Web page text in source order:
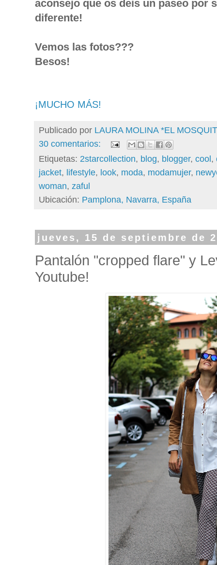
aconsejo que os deis un paseo por
diferente!
Vemos las fotos???
Besos!
¡MUCHO MÁS!
Publicado por LAURA MOLINA *EL
30 comentarios:
Etiquetas: 2starcollection, blog, blogger, cool,
jacket, lifestyle, look, moda, modamujer,
woman, zaful
Ubicación: Pamplona, Navarra, España
jueves, 15 de septiembre de
Pantalón "cropped flare" y
Youtube!